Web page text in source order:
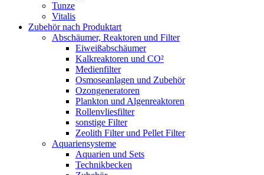
Tunze
Vitalis
Zubehör nach Produktart
Abschäumer, Reaktoren und Filter
Eiweißabschäumer
Kalkreaktoren und CO²
Medienfilter
Osmoseanlagen und Zubehör
Ozongeneratoren
Plankton und Algenreaktoren
Rollenvliesfilter
sonstige Filter
Zeolith Filter und Pellet Filter
Aquariensysteme
Aquarien und Sets
Technikbecken